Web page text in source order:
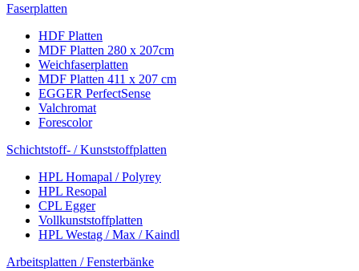
Faserplatten
HDF Platten
MDF Platten 280 x 207cm
Weichfaserplatten
MDF Platten 411 x 207 cm
EGGER PerfectSense
Valchromat
Forescolor
Schichtstoff- / Kunststoffplatten
HPL Homapal / Polyrey
HPL Resopal
CPL Egger
Vollkunststoffplatten
HPL Westag / Max / Kaindl
Arbeitsplatten / Fensterbänke